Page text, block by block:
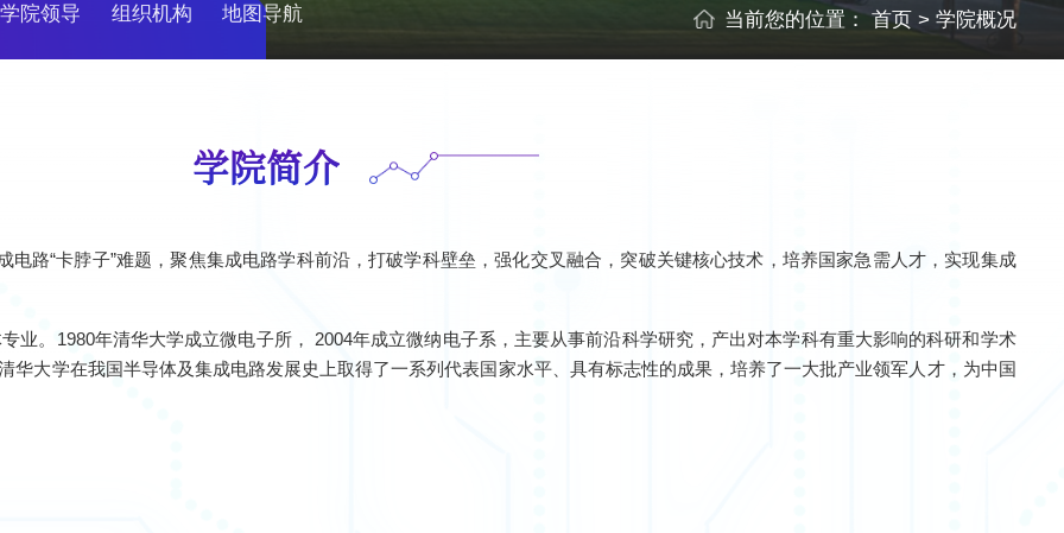
当前您的位置：首页> 学院概况
学院领导 组织机构 地图导航
学院简介
路“卡脖子”难题，聚焦集成电路学科前沿，打破学科壁垒，强化交叉融合，突破关键核心技术，培养国家急需人才，实现集成
业。1980年清华大学成立微电子所， 2004年成立微纳电子系，主要从事前沿科学研究，产出对本学科有重大影响的科研和学术
华大学在我国半导体及集成电路发展史上取得了一系列代表国家水平、具有标志性的成果，培养了一大批产业领军人才，为中国